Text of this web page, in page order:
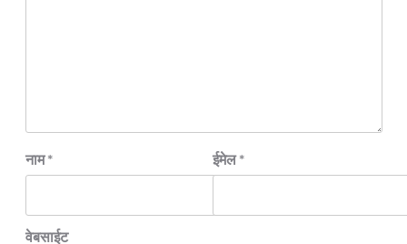
नाम* ईमेल*
वेबसाईट